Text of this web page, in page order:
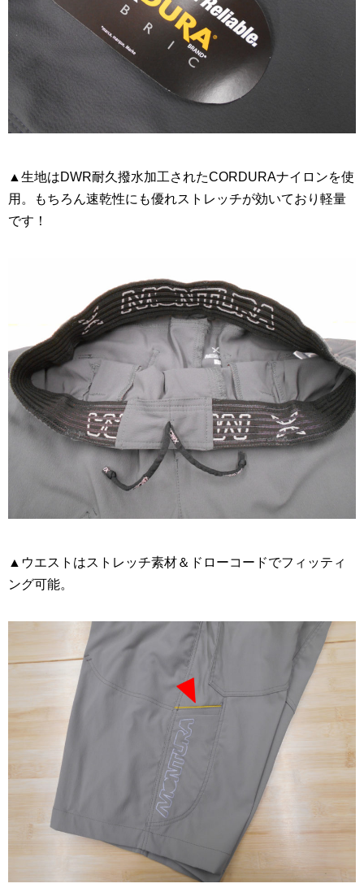
▲生地はDWR耐久撥水加工されたCORDURAナイロンを使
用。もちろん速乾性にも優れストレッチが効いており軽量
です！
▲ウエストはストレッチ素材＆ドローコードでフィッティ
ング可能。